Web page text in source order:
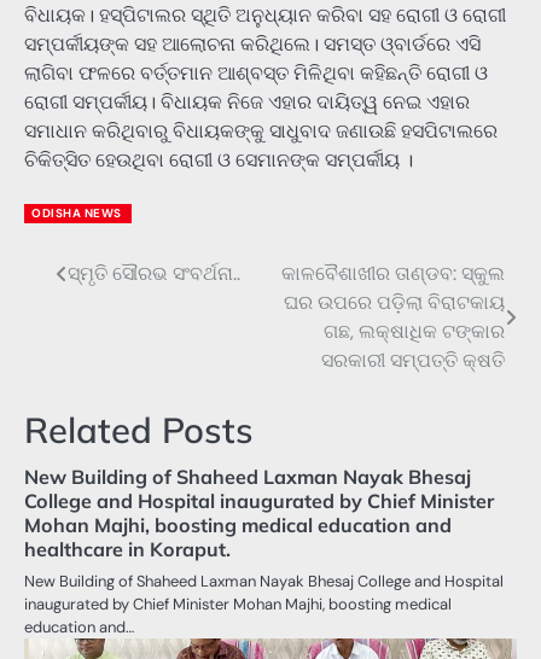
ବିଧାୟକ। ହସ୍ପିଟାଲର ସ୍ଥିତି ଅନୁଧ୍ୟାନ କରିବା ସହ ରୋଗୀ ଓ ରୋଗୀ
ସମ୍ପର୍କୀୟଙ୍କ ସହ ଆଲୋଚନା କରିଥିଲେ। ସମସ୍ତ ଓ୍ବାର୍ଡରେ ଏସି
ଲାଗିବା ଫଳରେ ବର୍ତ୍ତମାନ ଆଶ୍ବସ୍ତ ମିଳିଥିବା କହିଛନ୍ତି ରୋଗୀ ଓ
ରୋଗୀ ସମ୍ପର୍କୀୟ। ବିଧାୟକ ‌ନିଜେ ଏହାର ଦାୟିତ୍ୱ ନେଇ ଏହାର
ସମାଧାନ କରିଥିବାରୁ ବିଧାୟକଙ୍କୁ ସାଧୁବାଦ ଜଣାଉଛି ହସପିଟାଲରେ
ଚିକିତ୍ସିତ ହେଉଥିବା ରୋଗୀ ଓ ସେମାନଙ୍କ ସମ୍ପର୍କୀୟ ।
ODISHA NEWS
Postସ୍ମୃତି ସୌରଭ ସଂବର୍ଥନା..
କାଳବୈଶାଖୀର ତାଣ୍ଡବ: ସ୍କୁଲ
ଘର ଉପରେ ପଡ଼ିଲା ବିରାଟକାୟ
ଗଛ, ଲକ୍ଷାଧିକ ଟଙ୍କାର
ସରକାରୀ ସମ୍ପତ୍ତି କ୍ଷତି
Related Posts
New Building of Shaheed Laxman Nayak Bhesaj
College and Hospital inaugurated by Chief Minister
Mohan Majhi, boosting medical education and
healthcare in Koraput.
New Building of Shaheed Laxman Nayak Bhesaj College and Hospital
inaugurated by Chief Minister Mohan Majhi, boosting medical
education and…